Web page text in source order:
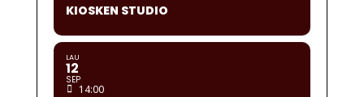
KIOSKEN STUDIO
LAU
12
SEP
14:00